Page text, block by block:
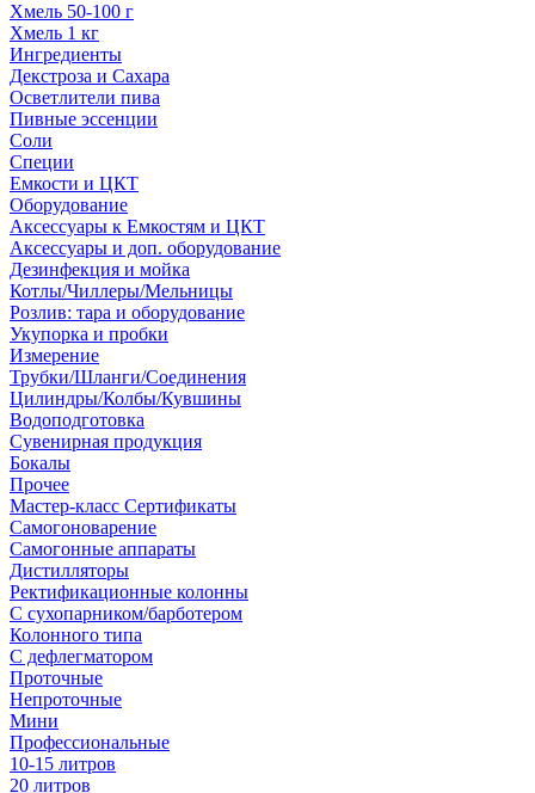
Хмель 50-100 г
Хмель 1 кг
Ингредиенты
Декстроза и Сахара
Осветлители пива
Пивные эссенции
Соли
Специи
Емкости и ЦКТ
Оборудование
Аксессуары к Емкостям и ЦКТ
Аксессуары и доп. оборудование
Дезинфекция и мойка
Котлы/Чиллеры/Мельницы
Розлив: тара и оборудование
Укупорка и пробки
Измерение
Трубки/Шланги/Соединения
Цилиндры/Колбы/Кувшины
Водоподготовка
Сувенирная продукция
Бокалы
Прочее
Мастер-класс Сертификаты
Самогоноварение
Самогонные аппараты
Дистилляторы
Ректификационные колонны
С сухопарником/барботером
Колонного типа
С дефлегматором
Проточные
Непроточные
Мини
Профессиональные
10-15 литров
20 литров